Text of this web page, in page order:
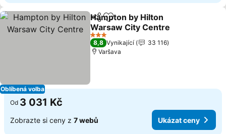
Oblíbená volba
SdíletPřidat na seznam oblíbených
Hampton by Hilton
Warsaw City Centre
Ukázat ceny
3 Počet hvězdiček
8,8 Vynikající
33 116
Varšava
Od 3 031 Kč
Zobrazte si ceny z 7 webů Ukázat ceny